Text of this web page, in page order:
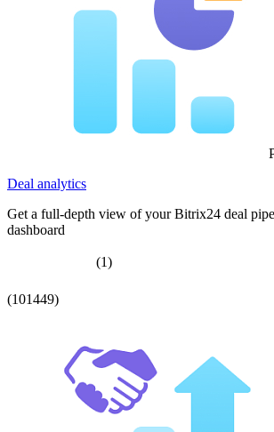
Deal analytics
Get a full-depth view of your Bitrix24 deal
dashboard
(1)
(101449)